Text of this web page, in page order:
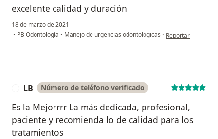
excelente calidad y duración
18 de marzo de 2021
• PB Odontología • Manejo de urgencias odontológicas • en opinión del
Reportar
LB Número de teléfono verificado
Es la Mejorrrr La más dedicada, profesional,
paciente y recomienda lo de calidad para los
tratamientos